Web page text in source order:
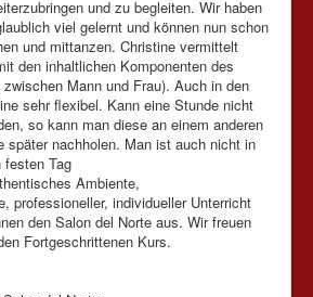
und zu begleiten. Wir haben
viel gelernt und können nun schon
und mittanzen. Christine vermittelt
den inhaltlichen Komponenten des
Mann und Frau). Auch in den
sehr flexibel. Kann eine Stunde nicht
so kann man diese an einem anderen
später nachholen. Man ist auch nicht in
festen Tag
Ambiente,
professioneller, individueller Unterricht
den Salon del Norte aus. Wir freuen
Fortgeschrittenen Kurs.